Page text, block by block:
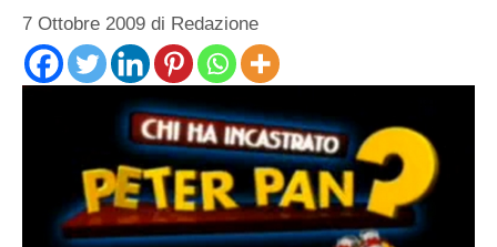
7 Ottobre 2009 di Redazione